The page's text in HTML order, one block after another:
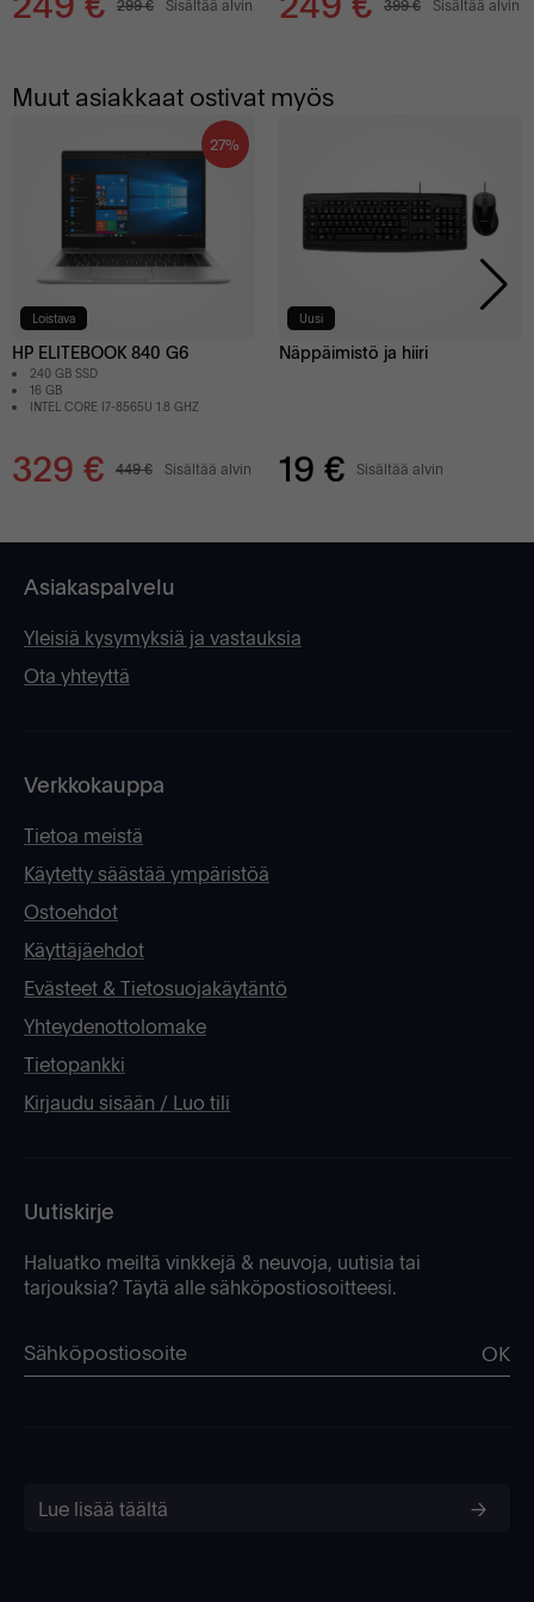
299 € Sisältää alvin 399 € Sisältää alvin
Muut asiakkaat ostivat myös
27%
Loistava
HP ELITEBOOK 840 G6
240 GB SSD
16 GB
INTEL CORE I7-8565U 1.8 GHZ
329 € 449 € Sisältää alvin
Uusi
Näppäimistö ja hiiri
19 € Sisältää alvin
Asiakaspalvelu
Yleisiä kysymyksiä ja vastauksia
Ota yhteyttä
Verkkokauppa
Tietoa meistä
Käytetty säästää ympäristöä
Ostoehdot
Käyttäjäehdot
Evästeet & Tietosuojakäytäntö
Yhteydenottolomake
Tietopankki
Kirjaudu sisään / Luo tili
Uutiskirje
Haluatko meiltä vinkkejä & neuvoja, uutisia tai
tarjouksia? Täytä alle sähköpostiosoitteesi.
OK
Lue lisää täältä